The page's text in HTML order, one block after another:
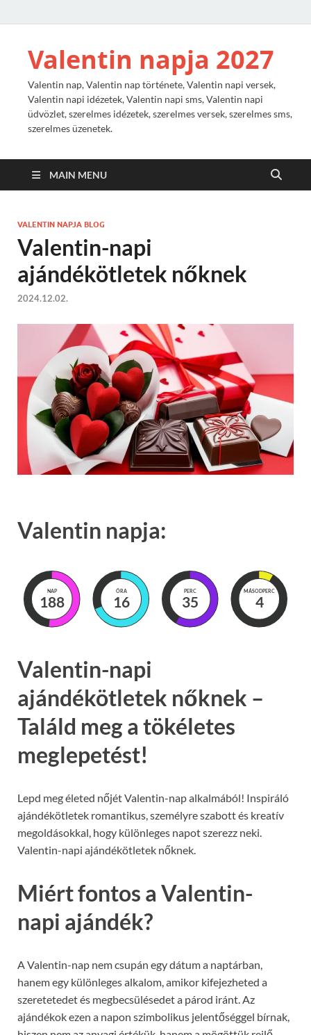
Valentin napja 2027
Valentin nap, Valentin nap története, Valentin napi versek,
Valentin napi idézetek, Valentin napi sms, Valentin napi
üdvözlet, szerelmes idézetek, szerelmes versek, szerelmes sms,
szerelmes üzenetek.
MAIN MENU
VALENTIN NAPJA BLOG
Valentin-napi
ajándékötletek nőknek
2024.12.02.
Valentin napja:
NAP
188
ÓRA
16
PERC
35
MÁSODPERC
3
Valentin-napi
ajándékötletek nőknek –
Találd meg a tökéletes
meglepetést!
Lepd meg életed nőjét Valentin-nap alkalmából! Inspiráló
ajándékötletek romantikus, személyre szabott és kreatív
megoldásokkal, hogy különleges napot szerezz neki.
Valentin-napi ajándékötletek nőknek.
Miért fontos a Valentin-
napi ajándék?
A Valentin-nap nem csupán egy dátum a naptárban,
hanem egy különleges alkalom, amikor kifejezheted a
szeretetedet és megbecsülésedet a párod iránt. Az
ajándékok ezen a napon szimbolikus jelentőséggel bírnak,